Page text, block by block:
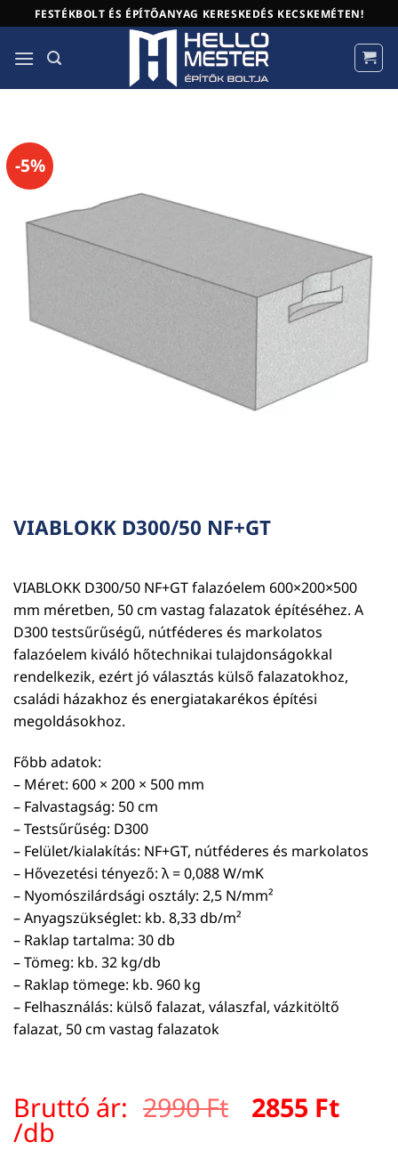
to
content
FESTÉKBOLT ÉS ÉPÍTŐANYAG KERESKEDÉS KECSKEMÉTEN!
-5%
VIABLOKK D300/50 NF+GT
VIABLOKK D300/50 NF+GT falazóelem 600×200×500
mm méretben, 50 cm vastag falazatok építéséhez. A
D300 testsűrűségű, nútféderes és markolatos
falazóelem kiváló hőtechnikai tulajdonságokkal
rendelkezik, ezért jó választás külső falazatokhoz,
családi házakhoz és energiatakarékos építési
megoldásokhoz.
Főbb adatok:
– Méret: 600 × 200 × 500 mm
– Falvastagság: 50 cm
– Testsűrűség: D300
– Felület/kialakítás: NF+GT, nútféderes és markolatos
– Hővezetési tényező: λ = 0,088 W/mK
– Nyomószilárdsági osztály: 2,5 N/mm²
– Anyagszükséglet: kb. 8,33 db/m²
– Raklap tartalma: 30 db
– Tömeg: kb. 32 kg/db
– Raklap tömege: kb. 960 kg
– Felhasználás: külső falazat, válaszfal, vázkitöltő
falazat, 50 cm vastag falazatok
Bruttó ár: 2990Ft Original
2855 Ft
/db